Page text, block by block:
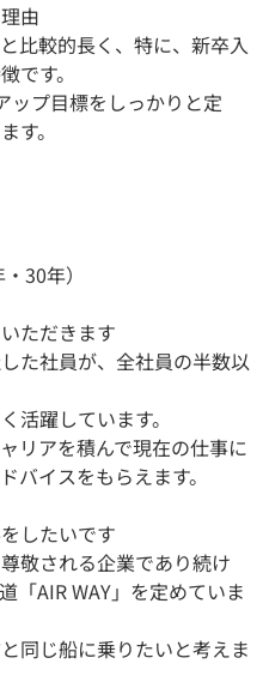
由
比較的長く、特に、新卒入
です。
ップ目標をしっかりと定
す。
30年）
ただきます
た社員が、全社員の半数以
活躍しています。
リアを積んで現在の仕事に
バイスをもらえます。
したいです
敬される企業であり続け
「AIR WAY」を定めていま
同じ船に乗りたいと考えま